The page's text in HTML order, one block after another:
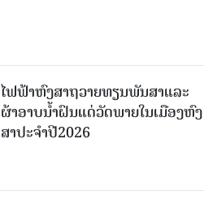
ໄຟຟ້າຫົງສາຖວາຍທຽນພັນສາແລະ
ຜ້າອາບນໍ້າຝົນແດ່ວັດພາຍໃນເມືອງຫົງ
ສາປະຈໍາປີ2026